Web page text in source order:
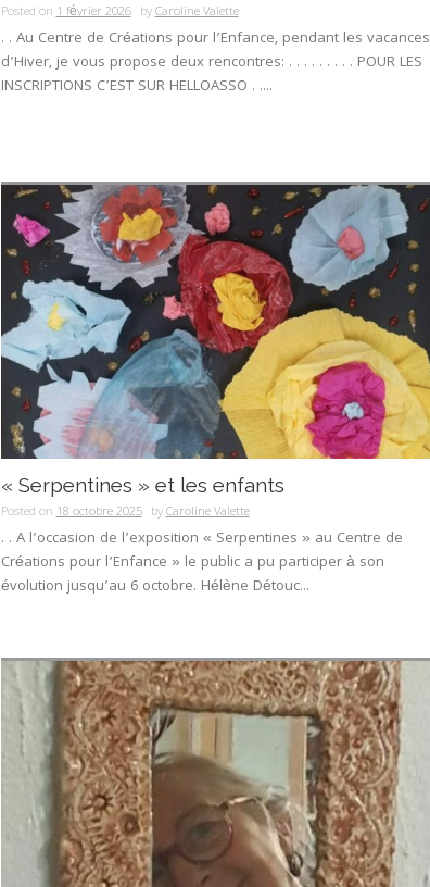
Posted on1 février 2026 byCaroline Valette
. . Au Centre de Créations pour l’Enfance, pendant les vacances
d’Hiver, je vous propose deux rencontres: . . . . . . . . . POUR LES
INSCRIPTIONS C’EST SUR HELLOASSO . ....
« Serpentines » et les enfants
Posted on18 octobre 2025 byCaroline Valette
. . A l’occasion de l’exposition « Serpentines » au Centre de
Créations pour l’Enfance » le public a pu participer à son
évolution jusqu’au 6 octobre. Hélène Détouc...